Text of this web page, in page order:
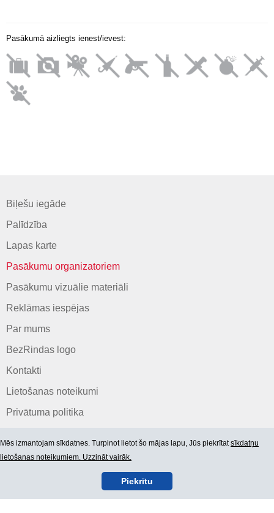
Pasākumā aizliegts ienest/ievest:
Biļešu iegāde
Palīdzība
Lapas karte
Pasākumu organizatoriem
Pasākumu vizuālie materiāli
Reklāmas iespējas
Par mums
BezRindas logo
Kontakti
Lietošanas noteikumi
Privātuma politika
Mēs izmantojam sīkdatnes. Turpinot lietot šo mājas lapu, Jūs piekrītatsīkdatņu
lietošanas noteikumiem. Uzzināt vairāk.
Piekrītu